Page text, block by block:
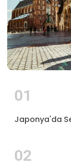
01
Japonya'da
02